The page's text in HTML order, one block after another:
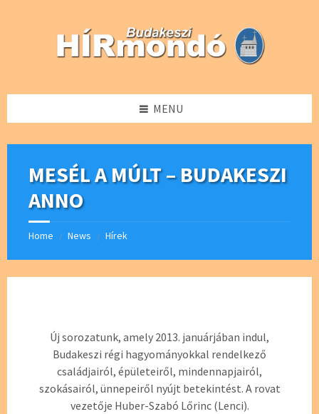
MENU
MESÉL A MÚLT – BUDAKESZI
ANNO
Home / News / Hírek
Új sorozatunk, amely 2013. januárjában indul,
Budakeszi régi hagyományokkal rendelkező
családjairól, épületeiről, mindennapjairól,
szokásairól, ünnepeiről nyújt betekintést. A rovat
vezetője Huber-Szabó Lőrinc (Lenci).